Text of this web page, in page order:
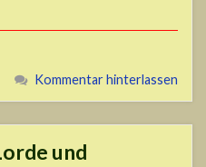
Kommentar hinterlassen
und